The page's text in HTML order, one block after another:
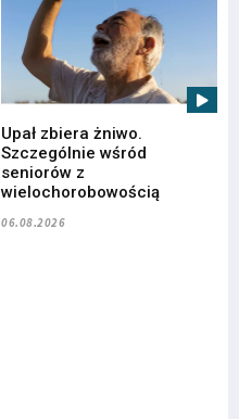
Upał zbiera żniwo.
Szczególnie wśród
seniorów z
wielochorobowością
06.08.2026